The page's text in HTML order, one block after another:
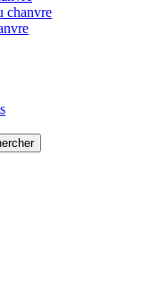
chanvre